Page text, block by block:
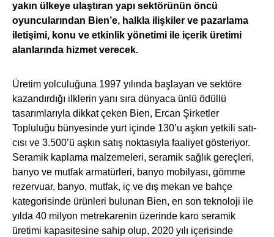
yakın ül­ke­ye ulaştıran yapı sektörünün öncü
oyuncularından Bien’e, halkla ilişkiler ve pazarlama
iletişimi, konu ve etkinlik yönetimi ile içerik üretimi
alanlarında hizmet verecek.
Üretim yolculuğuna 1997 yılında başlayan ve sektöre
kazandırdığı ilklerin yanı sıra dünyaca ünlü ödüllü
tasarımlarıyla dikkat çeken Bien, Ercan Şirketler
Topluluğu bünyesinde yur­t i­çin­de 130’u aş­kın yet­ki­li sa­tı­
cı­sı ve 3.500’ü aş­kın sa­tış nok­ta­sıy­la faaliyet gösteriyor.
Seramik kaplama malzemeleri, seramik sağlık gereçleri,
banyo ve mutfak armatürleri, banyo mobilyası, gömme
rezervuar, banyo, mutfak, iç ve dış mekan ve bahçe
kategorisinde ürünleri bulunan Bien, en son teknoloji ile
yılda 40 milyon metrekarenin üzerinde karo seramik
üretimi kapasitesine sahip olup, 2020 yılı içerisinde